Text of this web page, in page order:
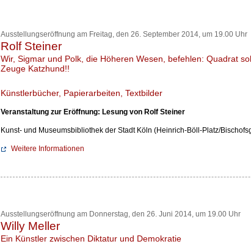
Ausstellungseröffnung am Freitag, den 26. September 2014, um 19.00 Uhr
Rolf Steiner
Wir, Sigmar und Polk, die Höheren Wesen, befehlen: Quadrat
Zeuge Katzhund!!
Künstlerbücher, Papierarbeiten, Textbilder
Veranstaltung zur Eröffnung: Lesung von Rolf Steiner
Kunst- und Museumsbibliothek der Stadt Köln (Heinrich-Böll-Platz/
Weitere Informationen
Ausstellungseröffnung am Donnerstag, den 26. Juni 2014, um 19.00 Uhr
Willy Meller
Ein Künstler zwischen Diktatur und Demokratie